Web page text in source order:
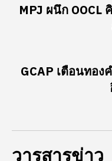
MPJ ผนึก OOCL
GCAP เตือนทอ
วารสารข่าว